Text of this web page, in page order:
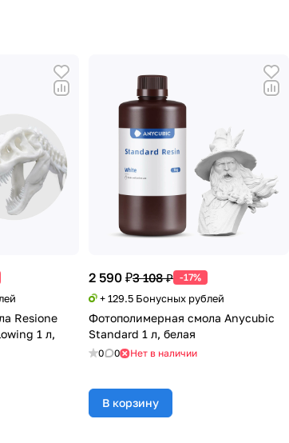
Resione
1 л,
2 590 ₽3 108 ₽ -17%
+ 129.5 Бонусных рублей
Фотополимерная смола Anycubic
Standard 1 л, белая
0 0 Нет в наличии
В корзину